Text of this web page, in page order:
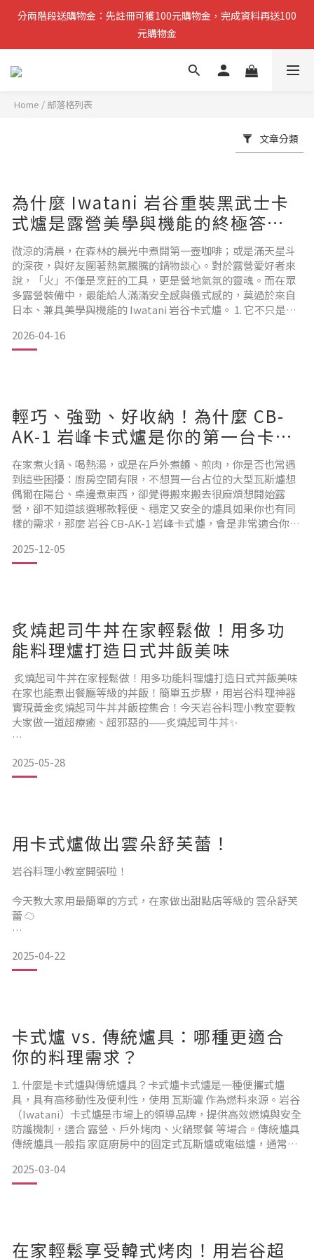
分兩階段送購物金：先註冊可獲100元購物金，完成資料再送100
元購物金
分兩階段送購物金：先註冊可獲100元購物金，完成資料再送100
元購物金
小提醒：先完成註冊即可領取第一筆購物金，稍後再補齊資料可再
Home / 部落格列表
文章分類
為什麼 Iwatani 岩谷重裝黑武士卡
式爐是露營美學與機能的終極答
案？
微涼的清晨，在森林的晨光中煮開第一壺咖啡；或是滿天星斗
的深夜，與好友圍著熱氣騰騰的鍋物談心。對於露營愛好者來
說，「火」不僅是烹飪的工具，更是營地氣氛的靈魂。而在眾
多露營裝備中，最能給人滿滿安全感與儀式感的，莫過於來自
日本、兼具美學與機能的 Iwatani 岩谷卡式爐。 1. 它不只是工
Style）貼文中，總能一眼認出岩谷的身影。無論是擁有強悍工
業風、深受大家喜愛的 「重裝黑武士卡式爐」，還是極簡俐
2026-04-16
輕巧、強勁、好收納！為什麼 CB-
AK-1 岩峰卡式爐是你的第一台卡式
爐首選？
在家煮火鍋、喝熱湯，或是在戶外煮麵、煎肉，你是否也常遇
到這些困擾：廚房空間有限，不想買一台占位的大型瓦斯爐想
偶爾在陽台、桌邊煮東西，卻覺得搬來搬去很麻煩想開始露
營，卻不知道該選哪款輕便、穩定又安全的爐具如果你也有同
樣的需求，那麼 岩谷 CB-AK-1 岩峰卡式爐，會是非常適合你的
它輕巧、強火、好收納，安全性更是岩谷卡式爐的最大特色。
CB-AK-1 產品重點特色🔥 3.4 kW 強勁火力，煎煮都夠力CB-AK-
2025-12-05
炙燒起司牛丼在家輕鬆做！用多功
能料理爐打造日式丼飯美味
炙燒起司牛丼在家輕鬆做！用多功能料理爐打造日式丼飯美味
在家也能煮出餐廳等級的丼飯！簡單五步驟，用岩谷料理神器
實現黃金炙燒起司牛丼丼飯控集合！今天岩谷料理小教室要教
大家做一道超療癒、超邪惡的——炙燒起司牛丼✨
白飯上鋪滿香甜洋蔥與入味牛肉，最後放上滿滿起司炙燒到金
黃微焦……根本無法抵抗！這道料理不但簡單快速，還能一次
用岩谷多功能料理爐搭配卡式瓦斯點火槍，快速完成炙燒，濃
郁香氣立刻升級🔥 🍱 食材準備（1～2人份）✅ 水 100cc✅ 洋蔥
絲 半顆✅
2025-05-28
用卡式爐做出雲朵舒芙蕾！
岩谷料理小教室開張啦！
今天教大家用最簡單的方式，在家做出甜點店等級的 雲朵舒芙
蕾 ☁️
小資甜點也能高級上桌！🧑‍🍳 這次使用的料理好幫手：⚡ 節能
高效瓦斯爐
省瓦斯又省荷包，小資族的烹飪好朋友！🥘 多功能壽喜燒鍋
鹹食甜點一鍋搞定，加蓋悶煮也沒問題
料理自由度超高，讓創意無限延伸～🍮 岩谷料理小教室 - 「雲
朵舒芙蕾」📝 食材準備：
蛋黃 2顆、糖 10g、牛奶 15ml、沙拉油 2茶匙、
2025-04-22
卡式爐 vs. 傳統爐具：哪種更適合
你的料理需求？
1. 什麼是卡式爐與傳統爐具？卡式爐卡式爐是一種便攜式爐
具，具有高移動性及便利性，使用 瓦斯罐 作為燃料來源。岩谷
（Iwatani）卡式爐是市場上的領導品牌，提供高效燃燒與安全
防護機制，適合 露營、戶外烤肉、火鍋聚餐 等場合。傳統爐具
傳統爐具一般指 家庭廚房中的固定式瓦斯爐或電磁爐，通常安
飪、大量料理與高火力需求 的情境。2. 卡式爐 vs. 傳統爐具：
比較分析項目卡式爐（Iwatani）傳統爐具便攜性✅ 體積小、重
2025-03-04
在家輕鬆享受韓式烤肉！用岩谷超